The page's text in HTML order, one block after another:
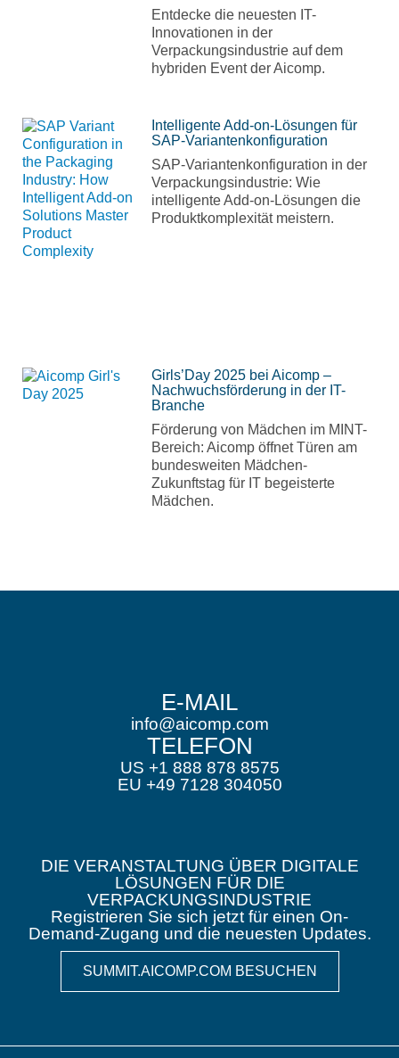
Entdecke die neuesten IT-
Innovationen in der
Verpackungsindustrie auf dem
hybriden Event der Aicomp.
Intelligente Add-on-Lösungen für
SAP-Variantenkonfiguration
SAP-Variantenkonfiguration in der
Verpackungsindustrie: Wie
intelligente Add-on-Lösungen die
Produktkomplexität meistern.
Girls’Day 2025 bei Aicomp –
Nachwuchsförderung in der IT-
Branche
Förderung von Mädchen im MINT-
Bereich: Aicomp öffnet Türen am
bundesweiten Mädchen-
Zukunftstag für IT begeisterte
Mädchen.
E-MAIL
info@aicomp.com
TELEFON
US +1 888 878 8575
EU +49 7128 304050
DIE VERANSTALTUNG ÜBER DIGITALE
LÖSUNGEN FÜR DIE
VERPACKUNGSINDUSTRIE
Registrieren Sie sich jetzt für einen On-
Demand-Zugang und die neuesten Updates.
SUMMIT.AICOMP.COM BESUCHEN